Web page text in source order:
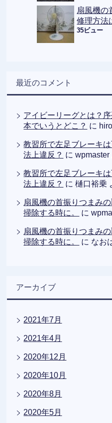
扇風機の
修理方法
35ビュー
最近のコメント
アイビーリーグとは？
本でいうとどこ？ に
教習所で左足ブレーキ
法上違反？ にwpmaster
教習所で左足ブレーキ
法上違反？ に樋口裕乗
扇風機の首振りつまみ
掃除する時に。
に
扇風機の首振りつまみ
掃除する時に。
に なお
アーカイブ
2021年7月
2021年4月
2020年12月
2020年10月
2020年8月
2020年5月